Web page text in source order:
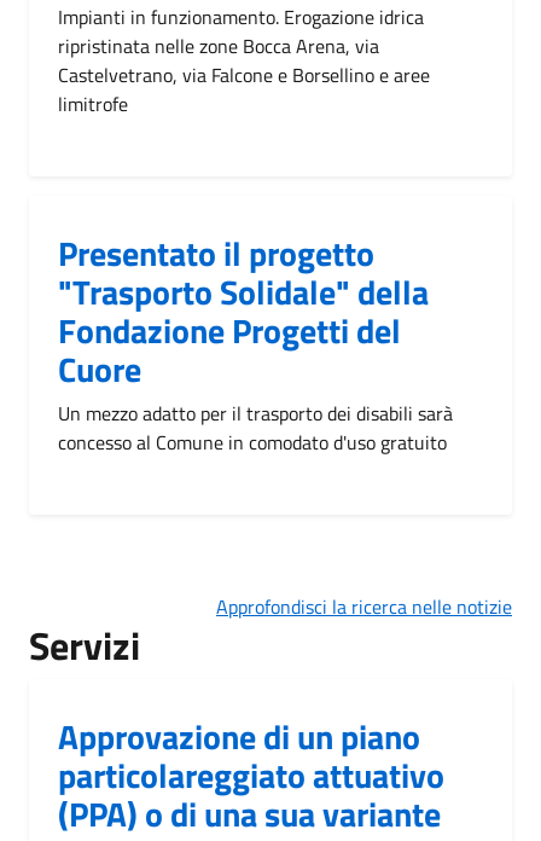
Impianti in funzionamento. Erogazione idrica
ripristinata nelle zone Bocca Arena, via
Castelvetrano, via Falcone e Borsellino e aree
limitrofe
Presentato il progetto
"Trasporto Solidale" della
Fondazione Progetti del
Cuore
Un mezzo adatto per il trasporto dei disabili sarà
concesso al Comune in comodato d'uso gratuito
Approfondisci la ricerca nelle notizie
Servizi
Approvazione di un piano
particolareggiato attuativo
(PPA) o di una sua variante